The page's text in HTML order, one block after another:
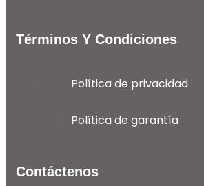
Términos Y Condiciones
Política de privacidad
Política de garantía
Contáctenos